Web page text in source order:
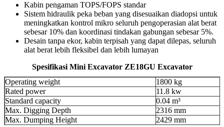
Kabin pengaman TOPS/FOPS standar
Sistem hidraulik peka beban yang disesuaikan diadopsi untuk
meningkatkan kontrol mikro seluruh pengoperasian alat berat
sebesar 10% dan koordinasi tindakan gabungan sebesar 5%.
Desain tanpa ekor, kabin terpisah yang dapat dilepas, seluruh
alat berat lebih fleksibel dan lebih lumayan
Spesifikasi Mini Excavator ZE18GU Excavator
Operating weight
1800 kg
Rated power
11.8 kw
Standard capacity
0.04 m³
Max. Digging Depth
2316 mm
Max. Dumping Height
2429 mm